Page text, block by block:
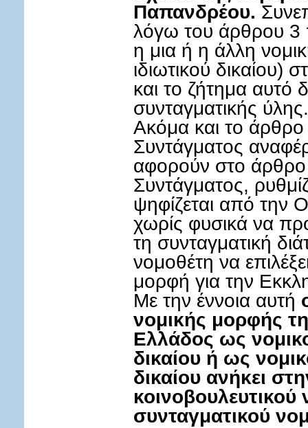
Παπανδρέου.
λόγω του άρθρου 3
η μια ή η άλλη
ιδιωτικού δικαίου)
και το ζήτημα αυτό
συνταγματικής ύλης.
Ακόμα και το
Συντάγματος
αφορούν στο
Συντάγματος,
ψηφίζεται από την
χωρίς φυσικά να
τη συνταγματική
νομοθέτη να
μορφή για την
Με την έννοια αυτή
νομικής μορφής
Ελλάδος ως
δικαίου ή ως
δικαίου ανήκει
κοινοβουλευτικού
συνταγματικού